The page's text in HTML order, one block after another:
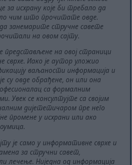
за исхрану које би требало да
чим што прочитате овде.
занемарите стручне савете
на овом сајту.
представљене на овој страници
сврхе. Иако је аутор уложио
ваљаности информација и
су овде обрађене, он или она
са формалним
Увек се консултујте са својим
дијететичаром пре него
промене у исхрани или ако
је само у информативне сврхе и
за стручни савет,
лечење. Ниједна од информација